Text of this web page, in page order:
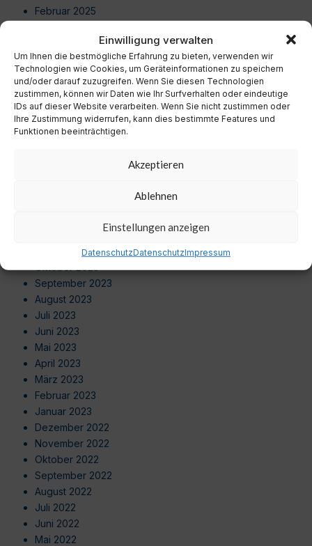
Einwilligung verwalten
Um Ihnen die bestmögliche Erfahrung zu bieten, verwenden wir
Technologien wie Cookies, um Geräteinformationen zu speichern
und/oder darauf zuzugreifen. Wenn Sie diesen Technologien
zustimmen, können wir Daten wie Ihr Surfverhalten oder eindeutige
IDs auf dieser Website verarbeiten. Wenn Sie nicht zustimmen oder
Ihre Zustimmung widerrufen, kann dies bestimmte Features und
Funktionen beeinträchtigen.
Akzeptieren
Ablehnen
Einstellungen anzeigen
DatenschutzDatenschutzImpressum
Februar 2025
Dezember 2024
November 2024
Oktober 2024
September 2024
August 2024
Juli 2024
Dezember 2023
November 2023
Oktober 2023
September 2023
August 2023
Juli 2023
Juni 2023
Mai 2023
April 2023
März 2023
Februar 2023
Januar 2023
Dezember 2022
November 2022
Oktober 2022
September 2022
August 2022
Juli 2022
Juni 2022
Mai 2022